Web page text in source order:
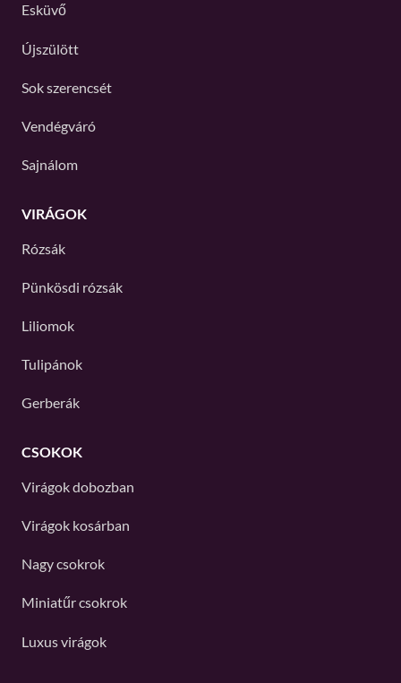
Esküvő
Újszülött
Sok szerencsét
Vendégváró
Sajnálom
VIRÁGOK
Rózsák
Pünkösdi rózsák
Liliomok
Tulipánok
Gerberák
CSOKOK
Virágok dobozban
Virágok kosárban
Nagy csokrok
Miniatűr csokrok
Luxus virágok